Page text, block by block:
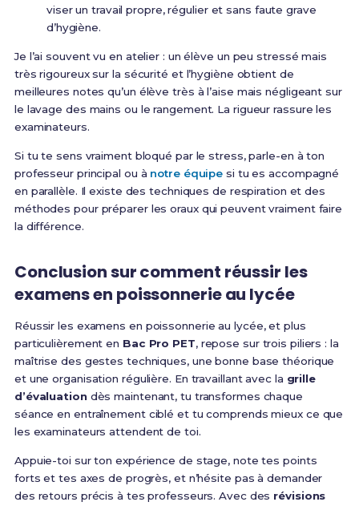
viser un travail propre, régulier et sans faute grave
d’hygiène.
Je l’ai souvent vu en atelier : un élève un peu stressé mais
très rigoureux sur la sécurité et l’hygiène obtient de
meilleures notes qu’un élève très à l’aise mais négligeant sur
le lavage des mains ou le rangement. La rigueur rassure les
examinateurs.
Si tu te sens vraiment bloqué par le stress, parle-en à ton
professeur principal ou à notre équipe si tu es accompagné
en parallèle. Il existe des techniques de respiration et des
méthodes pour préparer les oraux qui peuvent vraiment faire
la différence.
Conclusion sur comment réussir les
examens en poissonnerie au lycée
Réussir les examens en poissonnerie au lycée, et plus
particulièrement en Bac Pro PET, repose sur trois piliers : la
maîtrise des gestes techniques, une bonne base théorique
et une organisation régulière. En travaillant avec la grille
d’évaluationdès maintenant, tu transformes chaque
séance en entraînement ciblé et tu comprends mieux ce que
les examinateurs attendent de toi.
Appuie-toi sur ton expérience de stage, note tes points
forts et tes axes de progrès, et n’hésite pas à demander
des retours précis à tes professeurs. Avec des révisions